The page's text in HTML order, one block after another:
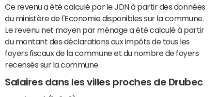
Ce revenu a été calculé par le JDN à partir des données
du ministère de l'Economie disponibles sur la commune.
Le revenu net moyen par ménage a été calculé à partir
du montant des déclarations aux impôts de tous les
foyers fiscaux de la commune et du nombre de foyers
recensés sur la commune.
Salaires dans les villes proches de Drubec